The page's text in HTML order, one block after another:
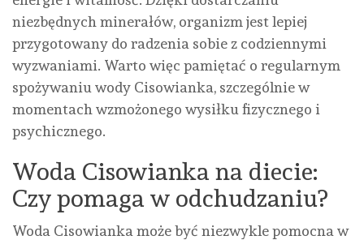
niezbędnych minerałów, organizm jest lepiej
przygotowany do radzenia sobie z codziennymi
wyzwaniami. Warto więc pamiętać o regularnym
spożywaniu wody Cisowianka, szczególnie w
momentach wzmożonego wysiłku fizycznego i
psychicznego.
Woda Cisowianka na diecie:
Czy pomaga w odchudzaniu?
Woda Cisowianka może być niezwykle pomocna w